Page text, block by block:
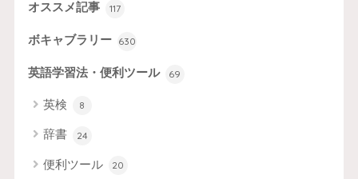
オススメ記事 117
ボキャブラリー 630
英語学習法・便利ツール 69
英検 8
辞書 24
便利ツール 20